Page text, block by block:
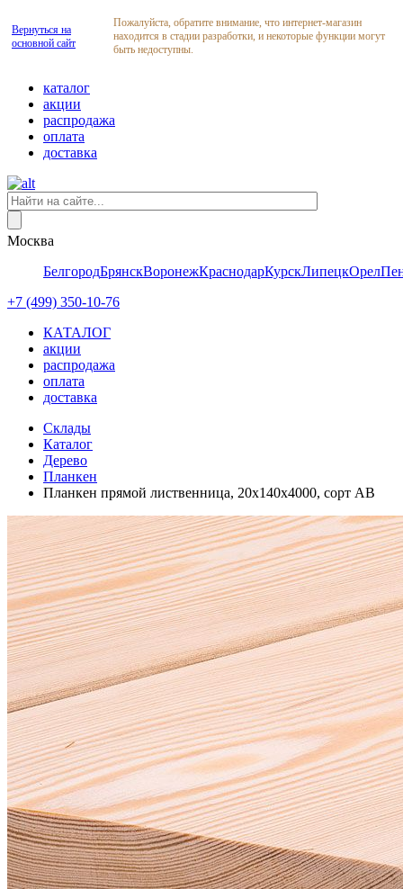
Вернуться на
основной сайт
Пожалуйста, обратите внимание, что интернет-магазин
находится в стадии разработки, и некоторые функции могут
быть недоступны.
каталог
акции
распродажа
оплата
доставка
Москва
БелгородБрянскВоронежКраснодарКурскЛипецкОрел
+7 (499) 350-10-76
КАТАЛОГ
акции
распродажа
оплата
доставка
Склады
Каталог
Дерево
Планкен
Планкен прямой лиственница, 20х140х4000, сорт АВ